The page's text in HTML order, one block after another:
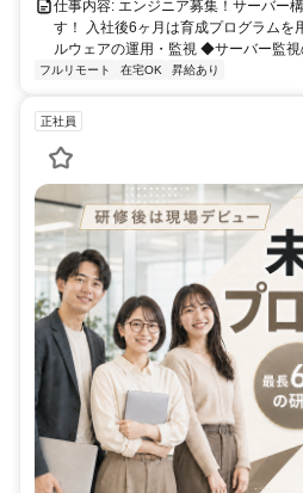
仕事内容: エンジニア募集！サーバー
す！ 入社後6ヶ月は育成プログラム
ルウェアの運用・監視 ◆サーバー監
フルリモート 在宅OK 昇給あり
正社員